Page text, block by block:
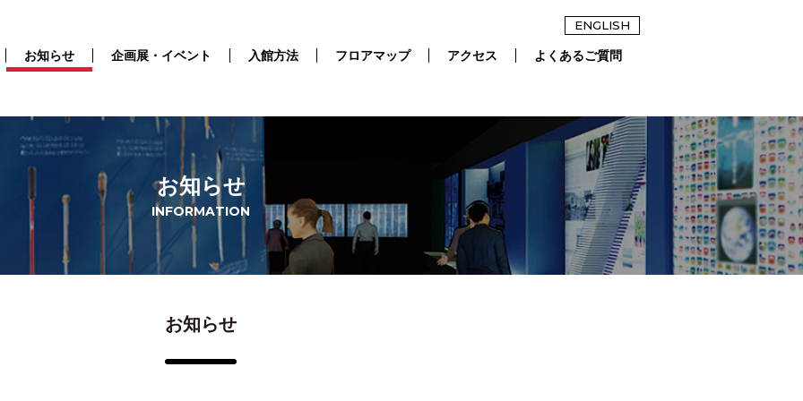
ENGLISH
お知らせ 企画展・イベント 入館方法 フロアマップ アクセス よくあるご質問
お知らせ
INFORMATION
お知らせ